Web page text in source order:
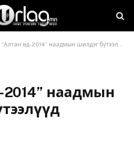
“Алтан өд-2014” наадмын шилдэг бүтээлүүд тодорлоо
2014” наадмын